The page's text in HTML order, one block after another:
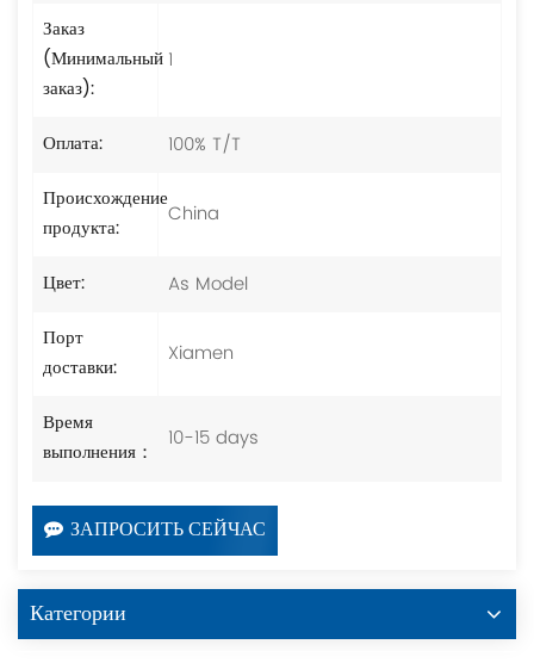
Заказ
(Минимальный
заказ):
1
Оплата:
100% T/T
Происхождение
продукта:
China
Цвет:
As Model
Порт
доставки:
Xiamen
Время
выполнения：
10-15 days
ЗАПРОСИТЬ СЕЙЧАС
Категории